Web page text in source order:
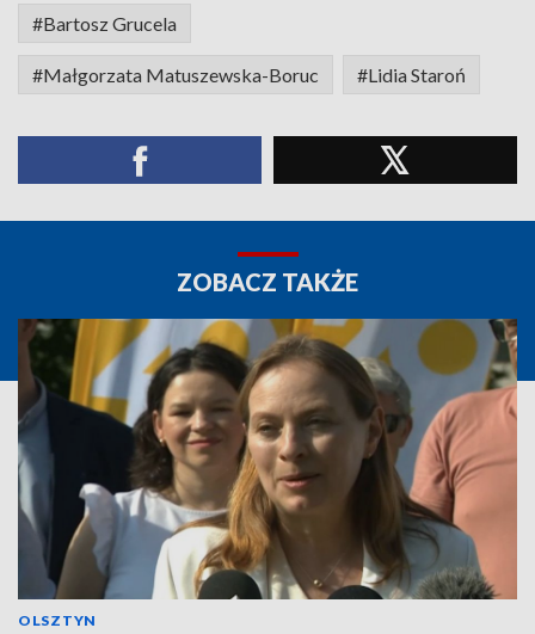
#Bartosz Grucela
#Małgorzata Matuszewska-Boruc #Lidia Staroń
ZOBACZ TAKŻE
OLSZTYN